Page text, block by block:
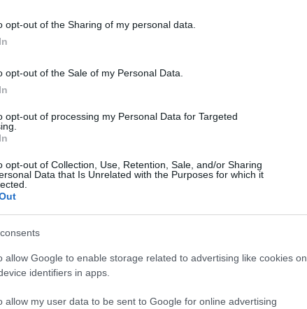
opt-out of the Sharing of my personal data.
opt-out of the Sale of my Personal Data.
opt-out of processing my Personal Data for Targeted
opt-out of Collection, Use, Retention, Sale, and/or Sharing
Data that Is Unrelated with the Purposes for which it
allow Google to enable storage related to advertising like cookies on
identifiers in apps.
allow my user data to be sent to Google for online advertising
lettem, amíg az édesanyám
éheztetést.
nem volt gondom a
volt a divat, hogy nem ettünk
legyen a hasunk. Ezen nőttem
a lejtőn, önértékelési zavaraim
váltak.